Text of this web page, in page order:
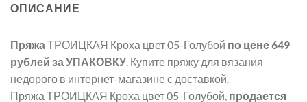
ОПИСАНИЕ
Пряжа ТРОИЦКАЯ Кроха цвет 05-Голубой по цене 649
рублей за УПАКОВКУ . Купите пряжу для вязания
недорого в интернет-магазине с доставкой.
Пряжа ТРОИЦКАЯ Кроха цвет 05-Голубой, продается